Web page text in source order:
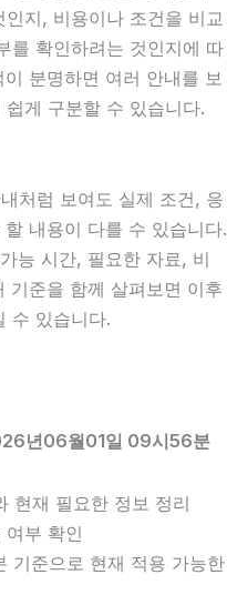
지, 비용이나 조건을 비교
를 확인하려는 것인지에 따
분명하면 여러 안내를 보
게 구분할 수 있습니다.
처럼 보여도 실제 조건, 응
내용이 다를 수 있습니다.
능 시간, 필요한 자료, 비
기준을 함께 살펴보면 이후
수 있습니다.
년06월01일 09시56분
현재 필요한 정보 정리
부 확인
기준으로 현재 적용 가능한